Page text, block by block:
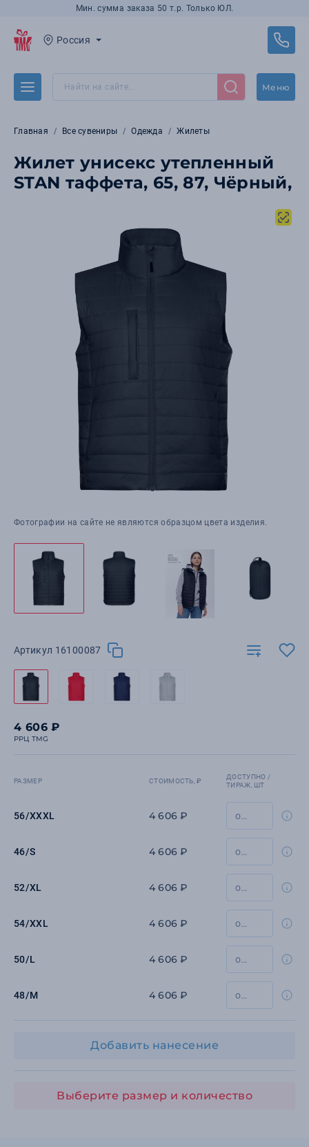
Мин. сумма заказа 50 т.р. Только ЮЛ.
Россия
Меню
Главная Все сувениры Одежда Жилеты
Жилет унисекс утепленный
STAN таффета, 65, 87, Чёрный,
Фотографии на сайте не являются образцом цвета изделия.
Артикул 16100087
4 606 ₽
РРЦ TMG
РАЗМЕР СТОИМОСТЬ, ₽
ДОСТУПНО /
ТИРАЖ, ШТ
56/XXXL 4 606 ₽
46/S 4 606 ₽
52/XL 4 606 ₽
54/XXL 4 606 ₽
50/L 4 606 ₽
48/M 4 606 ₽
Добавить нанесение
Выберите размер и количество